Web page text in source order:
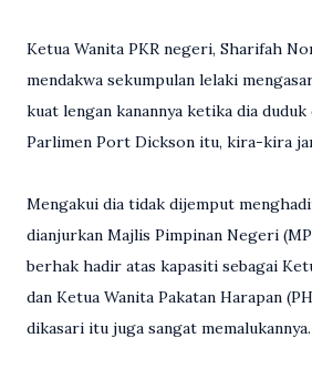
Ketua Wanita PKR negeri, Sharifah
mendakwa sekumpulan lelaki
kuat lengan kanannya ketika dia
Parlimen Port Dickson itu, kira-kira
Mengakui dia tidak dijemput
dianjurkan Majlis Pimpinan Negeri
berhak hadir atas kapasiti sebagai
dan Ketua Wanita Pakatan Harapan
dikasari itu juga sangat memalukannya.